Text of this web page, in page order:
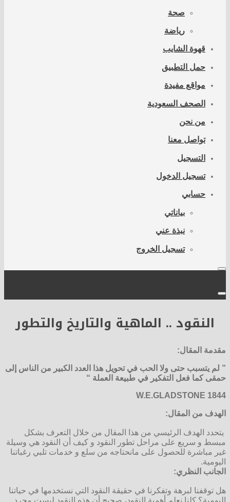
صحة
رياضة
قهوة الشايب
حمل التطبيق
مواقع مفيدة
الصحف السعودية
من نحن
تواصل معنا
التسجيل
تسجيل الدخول
حسابي
بياناتي
نبذة عني
تسجيل الخروج
النقود .. الماهية والتاريخ والتطور
مقدمة المقال:
” لم يتسبب حتى ولا الحب في تحويل هذا العدد الكبير من الناس إلى
حمقى كما فعل التفكير في طبيعة العملة “
W.E.GLADSTONE 1844
الهدف من المقال:
يتحدد الهدف الرئيسي من هذا المقال من خلال التعرف بشكل
مبسط و سريع على مراحل تطور النقود و كيف أن النقود هي وسيلة
غير مباشرة للحصول على مانحتاجه من سلع و خدمات تلبي رغباتنا
اليومية.
الجانب النظري:
هل توقفنا لبرهة وتفكرنا في حقيقة النقود التي نستخدمها في حياتنا
اليومية؟ كلنا نعلم أهمية النقود، صحيح أن هذه النقود ليست مجرد